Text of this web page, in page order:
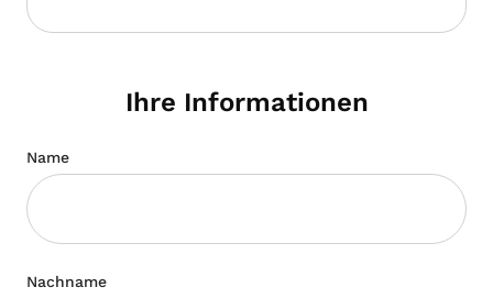
Ihre Informationen
Name
Nachname